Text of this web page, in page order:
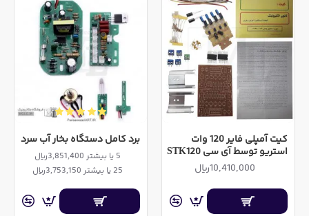
کیت آمپلی فایر 120 وات
استریو توسط آی سی STK120
10,410,000ریال
برد کامل دستگاه بخار آب سرد
5 یا بیشتر 3,851,400ریال
25 یا بیشتر 3,753,150ریال